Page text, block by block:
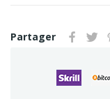
Partager